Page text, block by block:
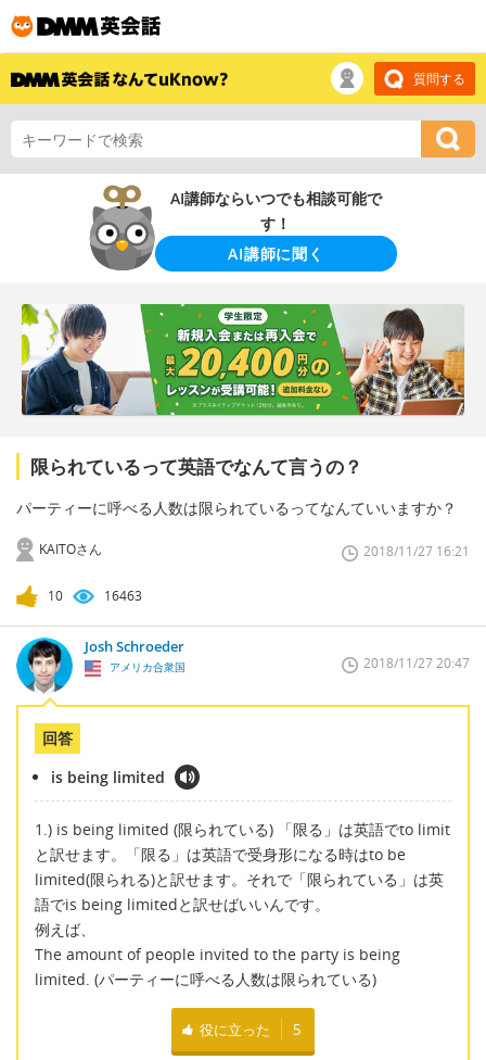
質問する
AI講師ならいつでも相談可能で
す！
AI講師に聞く
限られているって英語でなんて言うの？
パーティーに呼べる人数は限られているってなんていいますか？
KAITOさん 2018/11/27 16:21
10 16463
Josh Schroeder
アメリカ合衆国 2018/11/27 20:47
回答
is being limited
1.) is being limited (限られている) 「限る」は英語でto limit
と訳せます。「限る」は英語で受身形になる時はto be
limited(限られる)と訳せます。それで「限られている」は英
語でis being limitedと訳せばいいんです。
例えば、
The amount of people invited to the party is being
limited. (パーティーに呼べる人数は限られている)
役に立った 5